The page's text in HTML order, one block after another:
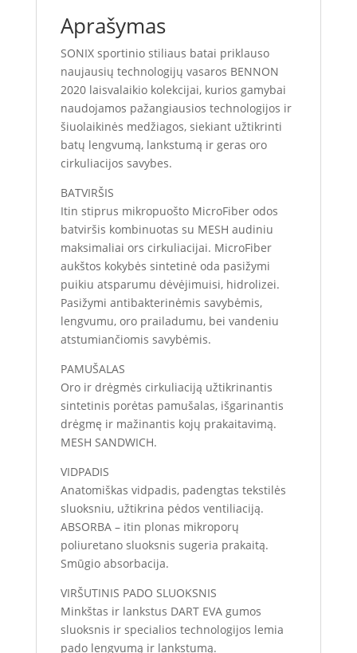
Aprašymas
SONIX sportinio stiliaus batai priklauso
naujausių technologijų vasaros BENNON
2020 laisvalaikio kolekcijai, kurios gamybai
naudojamos pažangiausios technologijos ir
šiuolaikinės medžiagos, siekiant užtikrinti
batų lengvumą, lankstumą ir geras oro
cirkuliacijos savybes.
BATVIRŠIS
Itin stiprus mikropuošto MicroFiber odos
batviršis kombinuotas su MESH audiniu
maksimaliai ors cirkuliacijai. MicroFiber
aukštos kokybės sintetinė oda pasižymi
puikiu atsparumu dėvėjimuisi, hidrolizei.
Pasižymi antibakterinėmis savybėmis,
lengvumu, oro prailadumu, bei vandeniu
atstumiančiomis savybėmis.
PAMUŠALAS
Oro ir drėgmės cirkuliaciją užtikrinantis
sintetinis porėtas pamušalas, išgarinantis
drėgmę ir mažinantis kojų prakaitavimą.
MESH SANDWICH.
VIDPADIS
Anatomiškas vidpadis, padengtas tekstilės
sluoksniu, užtikrina pėdos ventiliaciją.
ABSORBA – itin plonas mikroporų
poliuretano sluoksnis sugeria prakaitą.
Smūgio absorbacija.
VIRŠUTINIS PADO SLUOKSNIS
Minkštas ir lankstus DART EVA gumos
sluoksnis ir specialios technologijos lemia
pado lengvumą ir lankstumą.